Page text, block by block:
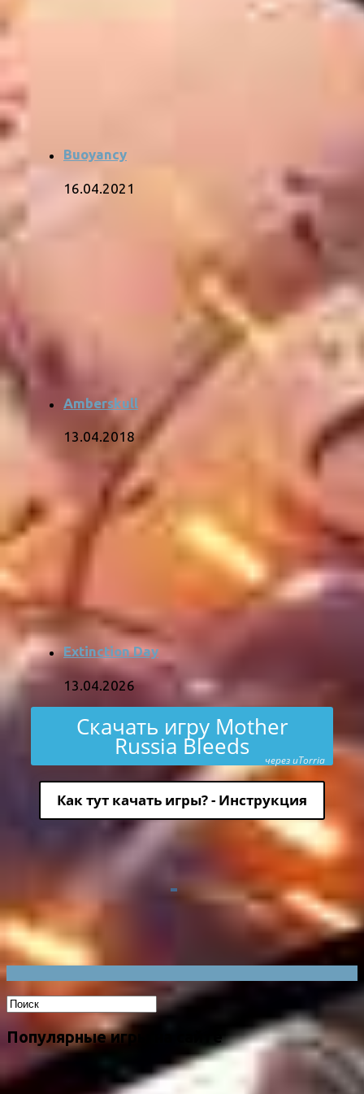
Buoyancy
16.04.2021
Amberskull
13.04.2018
Extinction Day
13.04.2026
Скачать игру Mother
Russia Bleeds через uTorria
Как тут качать игры? - Инструкция
Популярные игры на сайте